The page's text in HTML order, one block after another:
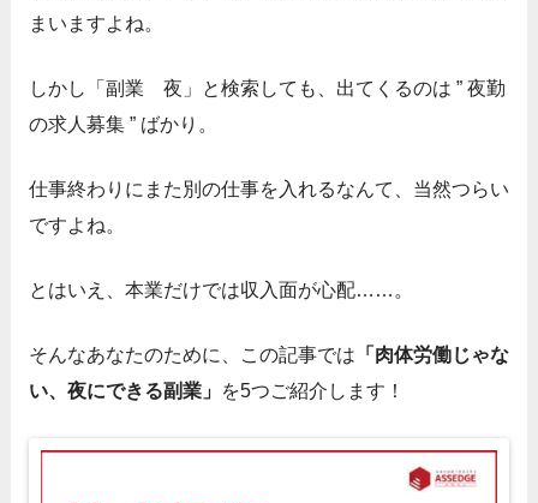
まいますよね。
しかし「副業 夜」と検索しても、出てくるのは ” 夜勤
の求人募集 ” ばかり。
仕事終わりにまた別の仕事を入れるなんて、当然つらい
ですよね。
とはいえ、本業だけでは収入面が心配……。
そんなあなたのために、この記事では 「肉体労働じゃな
い、夜にできる副業」 を5つご紹介します！